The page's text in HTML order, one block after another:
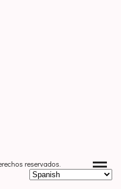
reservados.